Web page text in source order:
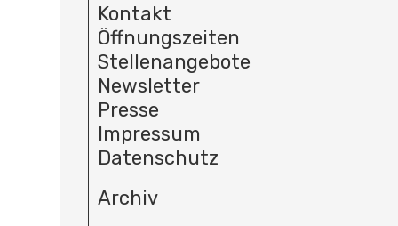
Kontakt
Öffnungszeiten
Stellenangebote
Newsletter
Presse
Impressum
Datenschutz
Archiv